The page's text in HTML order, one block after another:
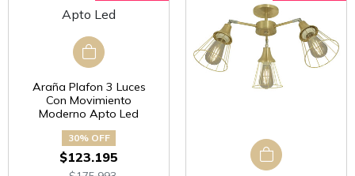
Araña Plafon 3 Luces
Con Movimiento
Moderno Apto Led
30% OFF
$123.195